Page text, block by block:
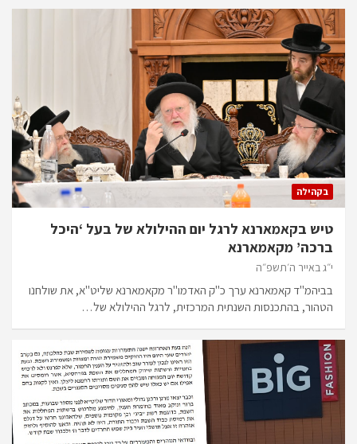
בקהילה
טיש בקאמארנא לרגל יום ההילולא של בעל ‘היכל
ברכה’ מקאמארנא
י״ג באייר ה׳תשפ״ה
בביהמ"ד קאמארנא ערך כ"ק האדמו"ר מקאמארנא שליט"א, את שולחנו
הטהור, בהתכנסות השנתית המרכזית, לרגל ההילולא של…